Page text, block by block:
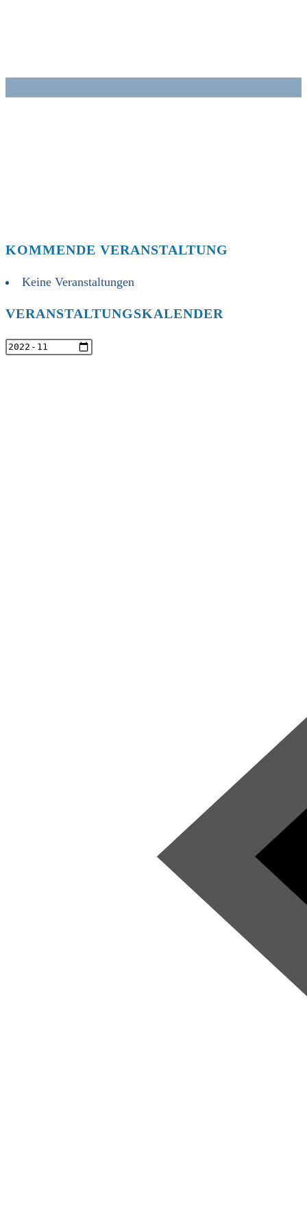
KOMMENDE VERANSTALTUNG
Keine Veranstaltungen
VERANSTALTUNGSKALENDER